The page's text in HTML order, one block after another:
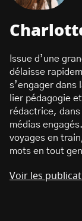
Issue d’une
délaisse
s’engager dans
lier pédagogie
rédactrice,
médias
voyages en
mots en tout
Voir les